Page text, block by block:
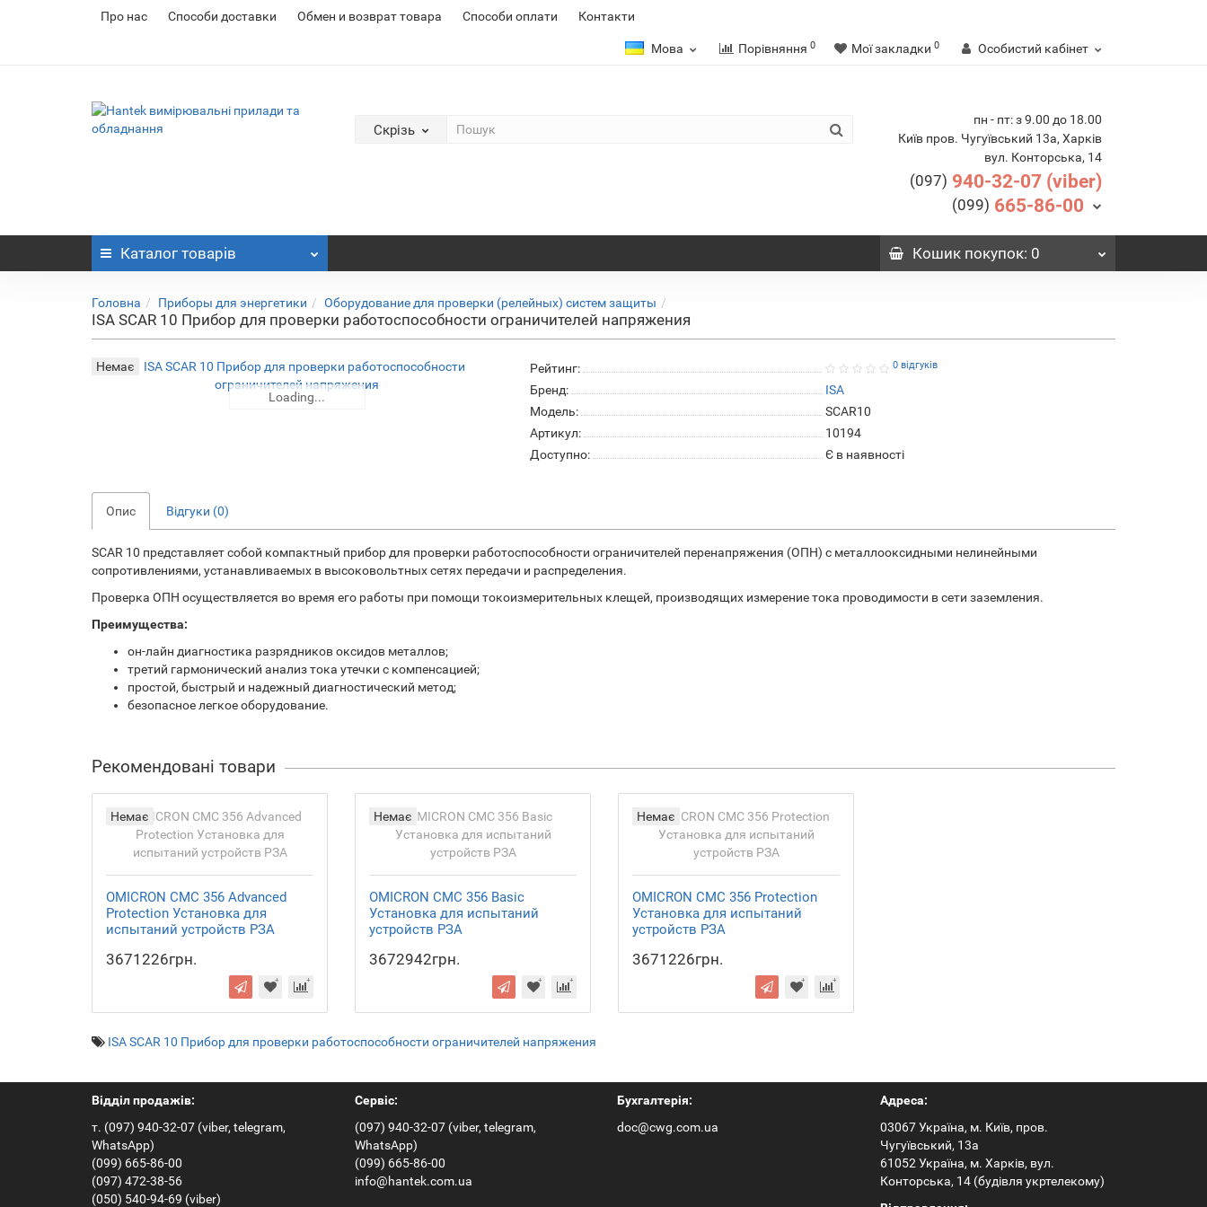
Про нас Cпособи доставки Обмен и возврат товара Способи оплати Контакти
Мова Порівняння 0 Мої закладки 0 Особистий кабінет
Скрізь
пн - пт: з 9.00 до 18.00
Київ пров. Чугуївський 13а, Харків
вул. Конторська, 14
(097) 940-32-07 (viber)
(099) 665-86-00
Каталог товарів Кошикпокупок: 0
Головна Приборы для энергетики Оборудование для проверки (релейных) систем защиты
ISA SCAR 10 Прибор для проверки работоспособности ограничителей напряжения
Немає
Loading...
Loading...
Рейтинг: 0 відгуків
Бренд:
ISA
Модель:
SCAR10
Артикул:
10194
Доступно:
Є в наявності
Опис Відгуки (0)
SCAR 10 представляет собой компактный прибор для проверки работоспособности ограничителей перенапряжения (ОПН) с металлооксидными нелинейными
сопротивлениями, устанавливаемых в высоковольтных сетях передачи и распределения.
Проверка ОПН осуществляется во время его работы при помощи токоизмерительных клещей, производящих измерение тока проводимости в сети заземления.
Преимущества:
он-лайн диагностика разрядников оксидов металлов;
третий гармонический анализ тока утечки с компенсацией;
простой, быстрый и надежный диагностический метод;
безопасное легкое оборудование.
Рекомендовані товари
Немає
OMICRON СМС 356 Advanced
Protection Установка для
испытаний устройств РЗА
3671226грн.
Немає
OMICRON CMC 356 Basic
Установка для испытаний
устройств РЗА
3672942грн.
Немає
OMICRON СМС 356 Protection
Установка для испытаний
устройств РЗА
3671226грн.
ISA SCAR 10 Прибор для проверки работоспособности ограничителей напряжения
Відділ продажів:
т. (097) 940-32-07 (viber, telegram,
WhatsApp)
(099) 665-86-00
(097) 472-38-56
(050) 540-94-69 (viber)
Сервіс:
(097) 940-32-07 (viber, telegram,
WhatsApp)
(099) 665-86-00
info@hantek.com.ua
Бухгалтерія:
doc@cwg.com.ua
Адреса:
03067 Україна, м. Київ, пров.
Чугуївський, 13а
61052 Україна, м. Харків, вул.
Конторська, 14 (будівля укртелекому)